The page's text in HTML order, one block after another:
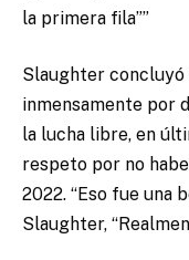
la primera fila””
Slaughter concluyó
inmensamente por
la lucha libre, en
respeto por no
2022. “Eso fue una
Slaughter,